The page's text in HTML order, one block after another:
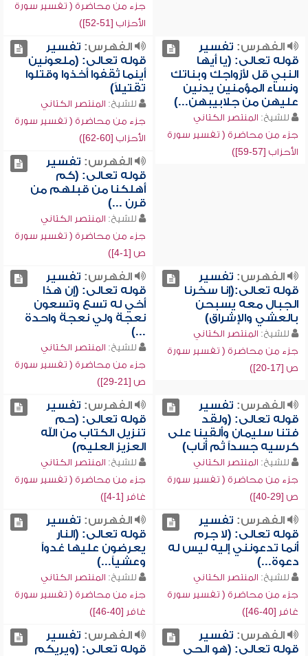
جزء من محاضرة ( تفسير سورة
الأحزاب [51-52])
الفهرس: تفسير
قوله تعالى: (يا أيها
النبي قل لأزواجك وبناتك
ونساء المؤمنين يدنين
عليهن من جلابيبهن...)
للشيخ: المنتصر الكتاني
جزء من محاضرة ( تفسير سورة
الأحزاب [57-59])
الفهرس: تفسير
قوله تعالى: (ملعونين
أينما ثقفوا أخذوا وقتلوا
تقتيلاً)
للشيخ: المنتصر الكتاني
جزء من محاضرة ( تفسير سورة
الأحزاب [60-62])
الفهرس: تفسير
قوله تعالى: (كم
أهلكنا من قبلهم من
قرن ...)
للشيخ: المنتصر الكتاني
جزء من محاضرة ( تفسير سورة
ص [1-4])
الفهرس: تفسير
قوله تعالى:(إنا سخرنا
الجبال معه يسبحن
بالعشي والإشراق)
للشيخ: المنتصر الكتاني
جزء من محاضرة ( تفسير سورة
ص [17-20])
الفهرس: تفسير
قوله تعالى: (إن هذا
أخي له تسع وتسعون
نعجة ولي نعجة واحدة
...)
للشيخ: المنتصر الكتاني
جزء من محاضرة ( تفسير سورة
ص [21-29])
الفهرس: تفسير
قوله تعالى: (ولقد
فتنا سليمان وألقينا على
كرسيه جسداً ثم أناب)
للشيخ: المنتصر الكتاني
جزء من محاضرة ( تفسير سورة
ص [29-40])
الفهرس: تفسير
قوله تعالى: (حم
تنزيل الكتاب من الله
العزيز العليم)
للشيخ: المنتصر الكتاني
جزء من محاضرة ( تفسير سورة
غافر [1-4])
الفهرس: تفسير
قوله تعالى: (لا جرم
أنما تدعونني إليه ليس له
دعوة...)
للشيخ: المنتصر الكتاني
جزء من محاضرة ( تفسير سورة
غافر [40-46])
الفهرس: تفسير
قوله تعالى: (النار
يعرضون عليها غدواً
وعشياً...)
للشيخ: المنتصر الكتاني
جزء من محاضرة ( تفسير سورة
غافر [40-46])
الفهرس: تفسير
قوله تعالى: (هو الحي
الفهرس: تفسير
قوله تعالى: (ويريكم